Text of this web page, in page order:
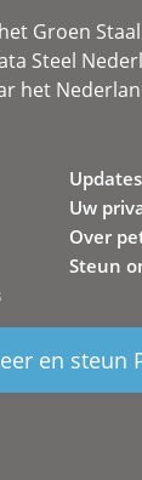
Groen
Steel
het
Updates
Uw
Over
Steun
en steun